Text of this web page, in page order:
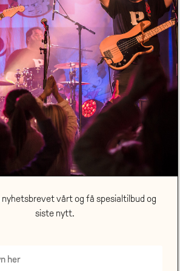
film starter
møtelokalerher.
KF
KF
nyhetsbrevet vårt og få spesialtilbud og
siste nytt.